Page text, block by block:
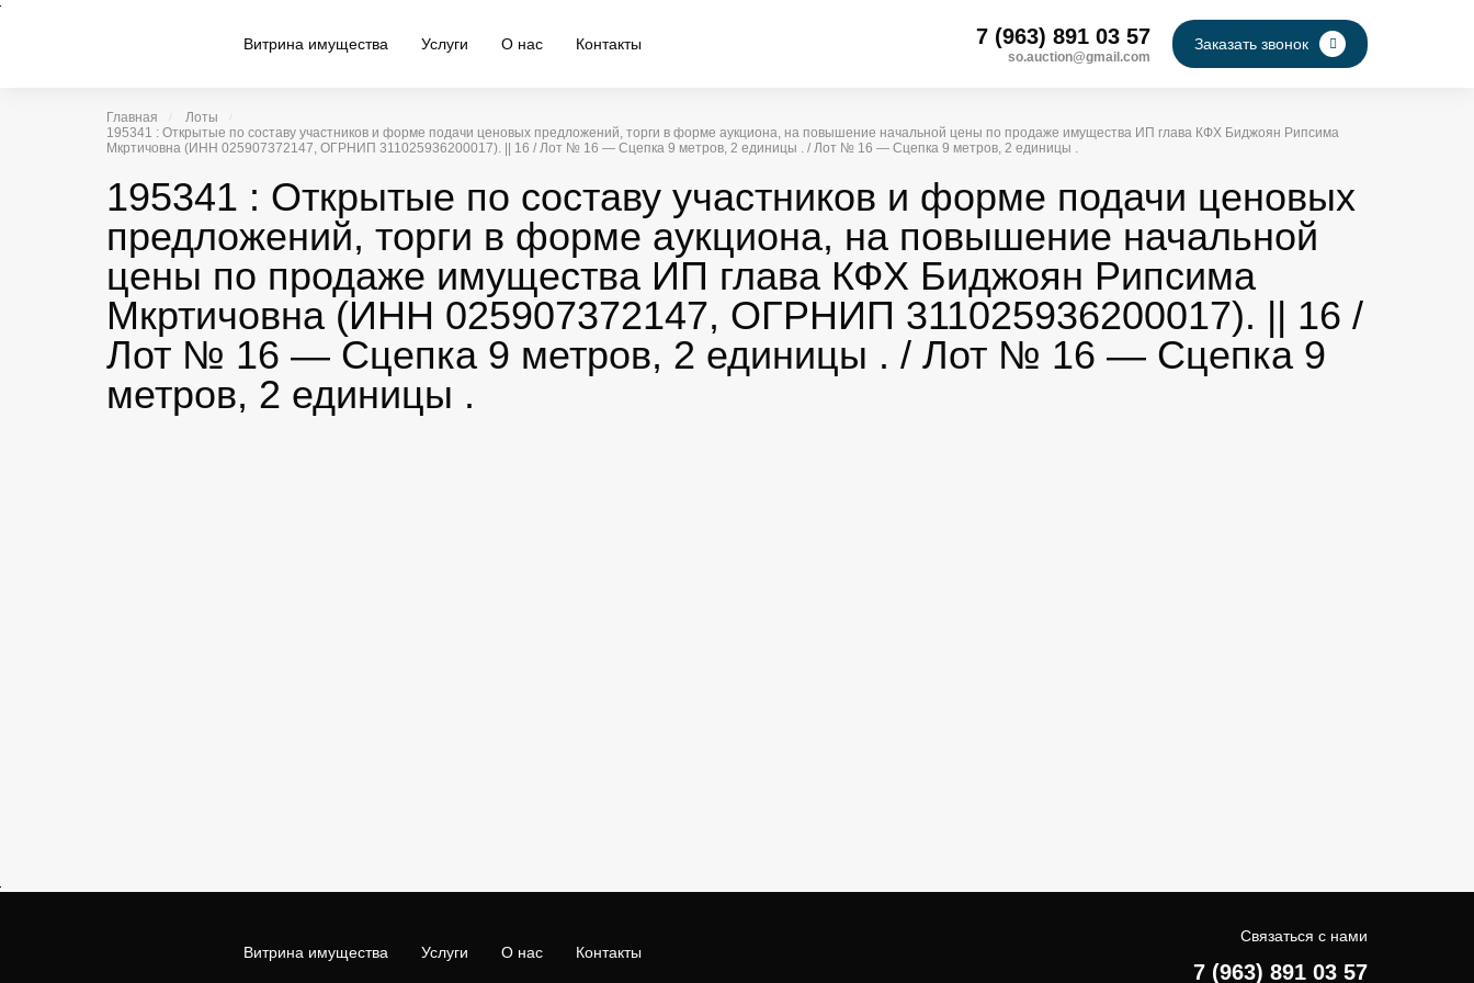
Витрина имущества Услуги О нас Контакты 7 (963) 891 03 57
so.auction@gmail.com
Заказать звонок
Главная
Лоты
195341 : Открытые по составу участников и форме подачи ценовых предложений, торги в форме аукциона, на повышение начальной цены по продаже имущества ИП глава КФХ Биджоян Рипсима
Мкртичовна (ИНН 025907372147, ОГРНИП 311025936200017). || 16 / Лот № 16 — Сцепка 9 метров, 2 единицы . / Лот № 16 — Сцепка 9 метров, 2 единицы .
195341 : Открытые по составу участников и форме подачи ценовых
предложений, торги в форме аукциона, на повышение начальной
цены по продаже имущества ИП глава КФХ Биджоян Рипсима
Мкртичовна (ИНН 025907372147, ОГРНИП 311025936200017). || 16 /
Лот № 16 — Сцепка 9 метров, 2 единицы . / Лот № 16 — Сцепка 9
метров, 2 единицы .
Витрина имущества Услуги О нас Контакты
Связаться с нами
7 (963) 891 03 57